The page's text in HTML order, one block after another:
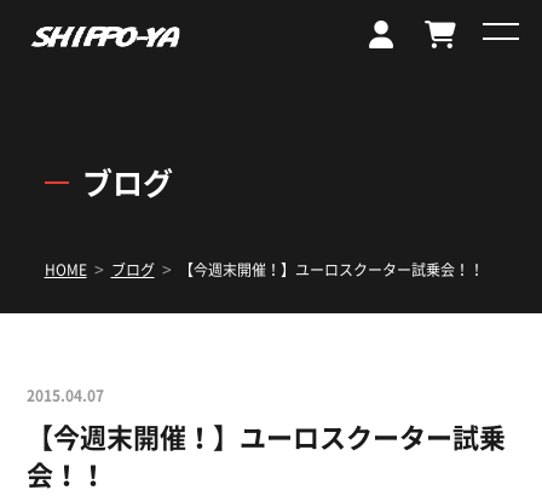
ブログ
HOME > ブログ > 【今週末開催！】ユーロスクーター試乗会！！
2015.04.07
【今週末開催！】ユーロスクーター試乗
会！！